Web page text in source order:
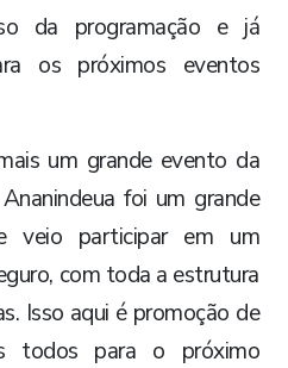
da programação e já
os próximos eventos
um grande evento da
foi um grande
veio participar em um
com toda a estrutura
Isso aqui é promoção de
todos para o próximo